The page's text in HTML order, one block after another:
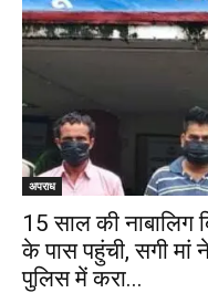
अपराध
15 साल की
के पास पहुंची, सगी मां
पुलिस में करा...